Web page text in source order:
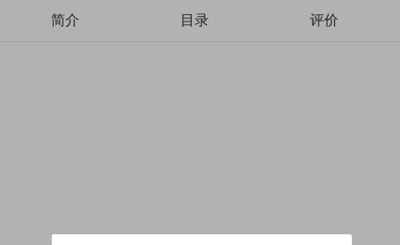
简介 目录 评价